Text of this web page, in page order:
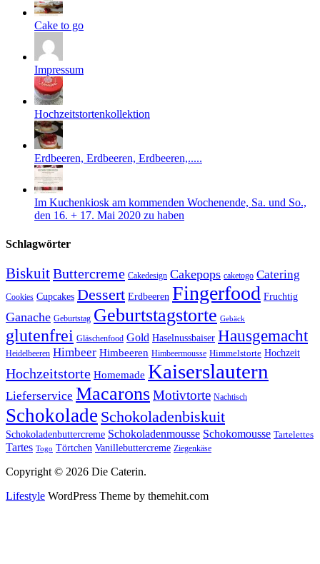
Cake to go
Impressum
Hochzeitstortenkollektion
Erdbeeren, Erdbeeren, Erdbeeren,.....
Im Kuchenkiosk am kommenden Wochenende, Sa. und So.,
den 16. + 17. Mai 2020 zu haben
Schlagwörter
BiskuitButtercreme Cakedesign Cakepops caketogo Catering
Cookies Cupcakes Dessert Erdbeeren Fingerfood Fruchtig
Ganache Geburtstag Geburtstagstorte Gebäck
glutenfrei Gläschenfood Gold Haselnussbaiser Hausgemacht
Heidelbeeren Himbeer Himbeeren Himbeermousse Himmelstorte Hochzeit
Hochzeitstorte Homemade Kaiserslautern
Lieferservice MacaronsMotivtorte Nachtisch
Schokolade Schokoladenbiskuit
Schokoladenbuttercreme Schokoladenmousse Schokomousse Tartelettes
Tartes Togo Törtchen Vanillebuttercreme Ziegenkäse
Copyright © 2026 Die Caterin.
Lifestyle WordPress Theme by themehit.com